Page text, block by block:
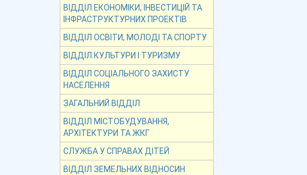
ВІДДІЛ ЕКОНОМІКИ, ІНВЕСТИЦІЙ ТА
ІНФРАСТРУКТУРНИХ ПРОЕКТІВ
ВІДДІЛ ОСВІТИ, МОЛОДІ ТА СПОРТУ
ВІДДІЛ КУЛЬТУРИ І ТУРИЗМУ
ВІДДІЛ СОЦІАЛЬНОГО ЗАХИСТУ
НАСЕЛЕННЯ
ЗАГАЛЬНИЙ ВІДДІЛ
ВІДДІЛ МІСТОБУДУВАННЯ,
АРХІТЕКТУРИ ТА ЖКГ
СЛУЖБА У СПРАВАХ ДІТЕЙ
ВІДДІЛ ЗЕМЕЛЬНИХ ВІДНОСИН